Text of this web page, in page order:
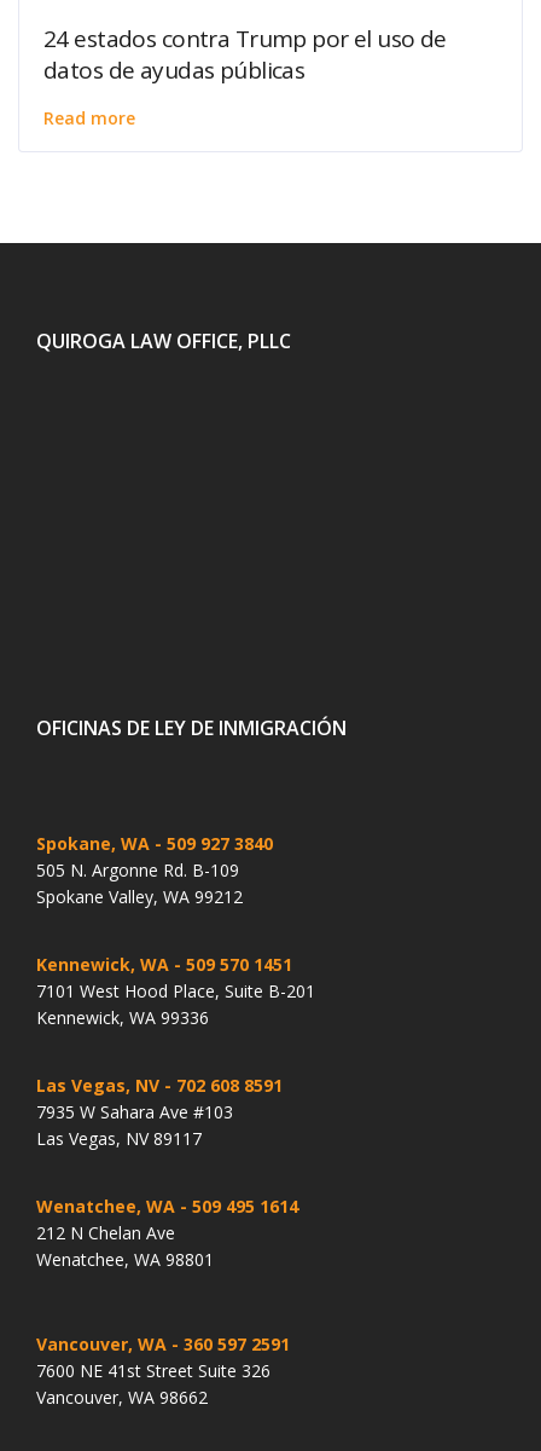
24 estados contra Trump por el uso de
datos de ayudas públicas
Read more
QUIROGA LAW OFFICE, PLLC
OFICINAS DE LEY DE INMIGRACIÓN
Spokane, WA - 509 927 3840
505 N. Argonne Rd. B-109
Spokane Valley, WA 99212
Kennewick, WA - 509 570 1451
7101 West Hood Place, Suite B-201
Kennewick, WA 99336
Las Vegas, NV - 702 608 8591
7935 W Sahara Ave #103
Las Vegas, NV 89117
Wenatchee, WA - 509 495 1614
212 N Chelan Ave
Wenatchee, WA 98801
Vancouver, WA - 360 597 2591
7600 NE 41st Street Suite 326
Vancouver, WA 98662